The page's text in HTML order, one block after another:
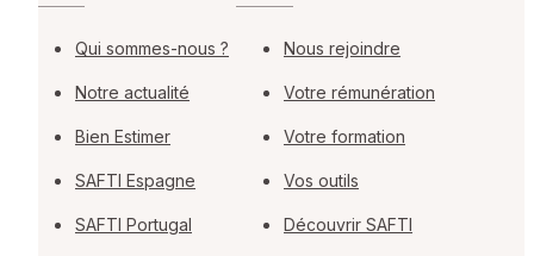
Qui sommes-nous ?
Notre actualité
Bien Estimer
SAFTI Espagne
SAFTI Portugal
Nous rejoindre
Votre rémunération
Votre formation
Vos outils
Découvrir SAFTI